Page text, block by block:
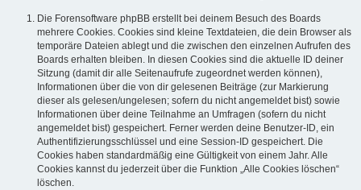
Die Forensoftware phpBB erstellt bei deinem Besuch des Boards
mehrere Cookies. Cookies sind kleine Textdateien, die dein Browser als
temporäre Dateien ablegt und die zwischen den einzelnen Aufrufen des
Boards erhalten bleiben. In diesen Cookies sind die aktuelle ID deiner
Sitzung (damit dir alle Seitenaufrufe zugeordnet werden können),
Informationen über die von dir gelesenen Beiträge (zur Markierung
dieser als gelesen/ungelesen; sofern du nicht angemeldet bist) sowie
Informationen über deine Teilnahme an Umfragen (sofern du nicht
angemeldet bist) gespeichert. Ferner werden deine Benutzer-ID, ein
Authentifizierungsschlüssel und eine Session-ID gespeichert. Die
Cookies haben standardmäßig eine Gültigkeit von einem Jahr. Alle
Cookies kannst du jederzeit über die Funktion „Alle Cookies löschen“
löschen.